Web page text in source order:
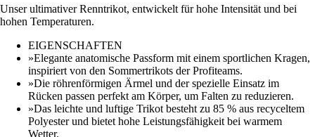
Unser ultimativer Renntrikot, entwickelt für hohe Intensität und bei
hohen Temperaturen.
EIGENSCHAFTEN
»Elegante anatomische Passform mit einem sportlichen Kragen,
inspiriert von den Sommertrikots der Profiteams.
»Die röhrenförmigen Ärmel und der spezielle Einsatz im
Rücken passen perfekt am Körper, um Falten zu reduzieren.
»Das leichte und luftige Trikot besteht zu 85 % aus recyceltem
Polyester und bietet hohe Leistungsfähigkeit bei warmem
Wetter.